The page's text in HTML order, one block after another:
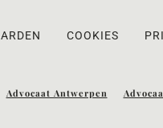
COOKIES
Advocaat Antwerpen